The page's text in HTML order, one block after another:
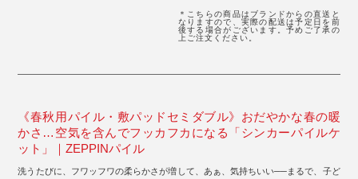
＊こちらの商品はブランドからの直送と
なりますので、実際の配送は予定日を前
後する場合がございます。予めご了承の
上ご注文ください。
《春秋用パイル・敷パッドセミダブル》おだやかな春の暖
かさ…空気を含んでフッカフカになる「シンカーパイルケ
ット」｜ZEPPINパイル
洗うたびに、フワッフワの柔らかさが増して、あぁ、気持ちいい──まるで、子ど